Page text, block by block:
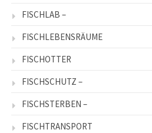
FISCHLAB –
FISCHLEBENSRÄUME
FISCHOTTER
FISCHSCHUTZ –
FISCHSTERBEN –
FISCHTRANSPORT